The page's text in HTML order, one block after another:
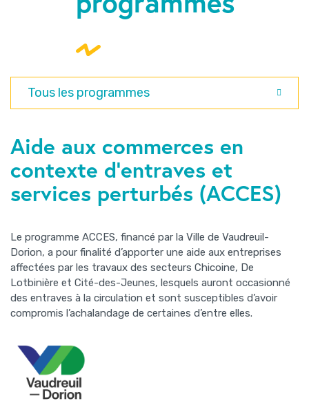
Tous les programmes
Aide aux commerces en
contexte d’entraves et
services perturbés (ACCES)
Le programme ACCES, financé par la Ville de Vaudreuil-
Dorion, a pour finalité d’apporter une aide aux entreprises
affectées par les travaux des secteurs Chicoine, De
Lotbinière et Cité-des-Jeunes, lesquels auront occasionné
des entraves à la circulation et sont susceptibles d’avoir
compromis l’achalandage de certaines d’entre elles.